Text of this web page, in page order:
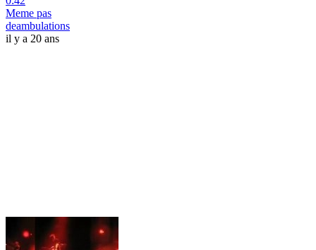
Meme pas
deambulations
il y a 20 ans